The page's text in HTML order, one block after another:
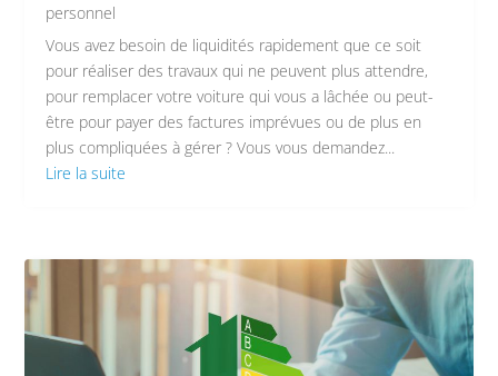
personnel
Vous avez besoin de liquidités rapidement que ce soit
pour réaliser des travaux qui ne peuvent plus attendre,
pour remplacer votre voiture qui vous a lâchée ou peut-
être pour payer des factures imprévues ou de plus en
plus compliquées à gérer ? Vous vous demandez...
Lire la suite